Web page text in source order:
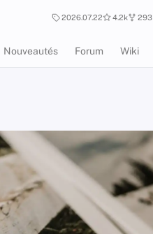
2026.07.22 4.2k 293
Nouveautés Forum Wiki